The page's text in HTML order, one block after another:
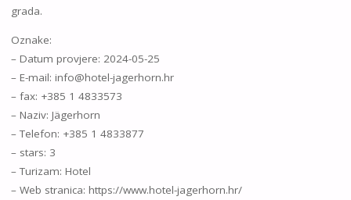
grada.
Oznake:
– Datum provjere: 2024-05-25
– E-mail: info@hotel-jagerhorn.hr
– fax: +385 1 4833573
– Naziv: Jägerhorn
– Telefon: +385 1 4833877
– stars: 3
– Turizam: Hotel
– Web stranica: https://www.hotel-jagerhorn.hr/